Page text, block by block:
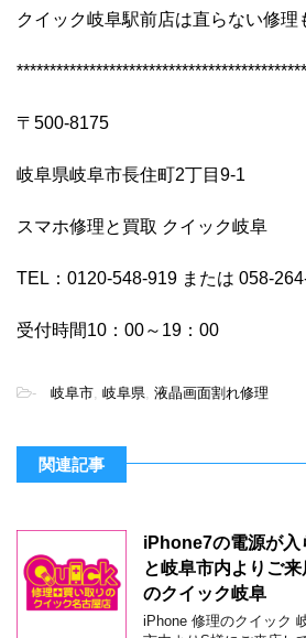
クイック岐阜駅前店は直らない修理
〒500-8175
岐阜県岐阜市長住町2丁目9-1
スマホ修理と買取 クイック岐阜
TEL：0120-548-919 または 058-
受付時間10：00～19：00
- 岐阜市 岐阜県 液晶画面割れ修理
関連記事
iPhone7の電源が入
と岐阜市内よりご
のクイック岐阜
iPhone 修理のクイッ